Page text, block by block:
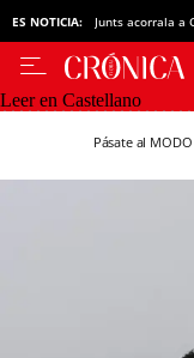
ES NOTICIA: Junts acorrala a
Leer en Castellano
Pásate al MODO